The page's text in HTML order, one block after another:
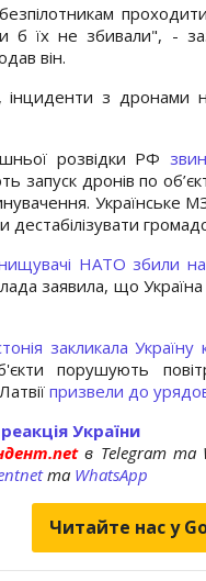
б їх не збивали", -
він.
інциденти з
розвідки РФ
запуск дронів по
НАТО збили на
заявила, що Україна
закликала
порушують
призвели до
України
в Telegram та
та WhatsApp
Читайте нас у